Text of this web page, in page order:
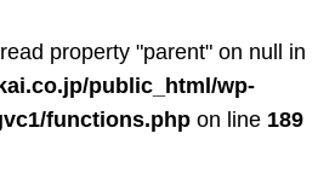
property "parent" on null in
public_html/wp-
functions.php on line 189